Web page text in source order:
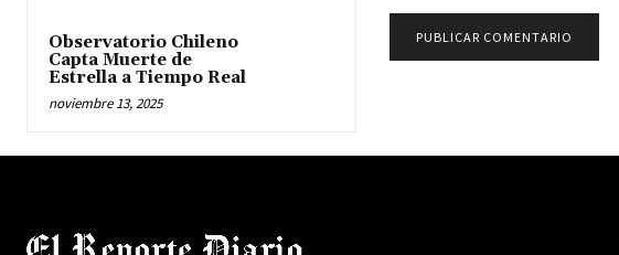
Observatorio Chileno
Capta Muerte de
Estrella a Tiempo Real
noviembre 13, 2025